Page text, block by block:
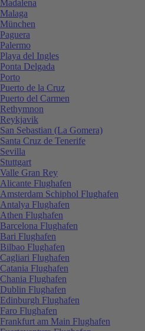
Madalena
Malaga
München
Paguera
Palermo
Playa del Ingles
Ponta Delgada
Porto
Puerto de la Cruz
Puerto del Carmen
Rethymnon
Reykjavik
San Sebastian (La Gomera)
Santa Cruz de Tenerife
Sevilla
Stuttgart
Valle Gran Rey
Alicante Flughafen
Amsterdam Schiphol Flughafen
Antalya Flughafen
Athen Flughafen
Barcelona Flughafen
Bari Flughafen
Bilbao Flughafen
Cagliari Flughafen
Catania Flughafen
Chania Flughafen
Dublin Flughafen
Edinburgh Flughafen
Faro Flughafen
Frankfurt am Main Flughafen